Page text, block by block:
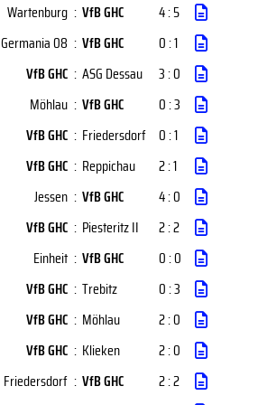
Wartenburg : VfB GHC
4 : 5
Germania 08 : VfB GHC
0 : 1
VfB GHC : ASG Dessau
3 : 0
Möhlau : VfB GHC
0 : 3
VfB GHC : Friedersdorf 0 : 1
VfB GHC : Reppichau
2 : 1
Jessen : VfB GHC
4 : 0
VfB GHC : Piesteritz II
2 : 2
Einheit : VfB GHC
0 : 0
VfB GHC : Trebitz
0 : 3
VfB GHC : Möhlau
2 : 0
VfB GHC : Klieken
2 : 0
Friedersdorf : VfB GHC
2 : 2